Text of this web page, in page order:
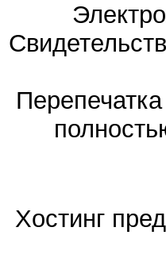
Хостинг